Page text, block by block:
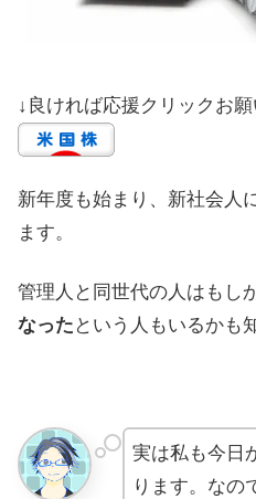
↓良ければ応援クリックお願
新年度も始まり、新社会人
ます。
管理人と同世代の人はもし
なった という人もいるかも
実は私も今日
ります。なの